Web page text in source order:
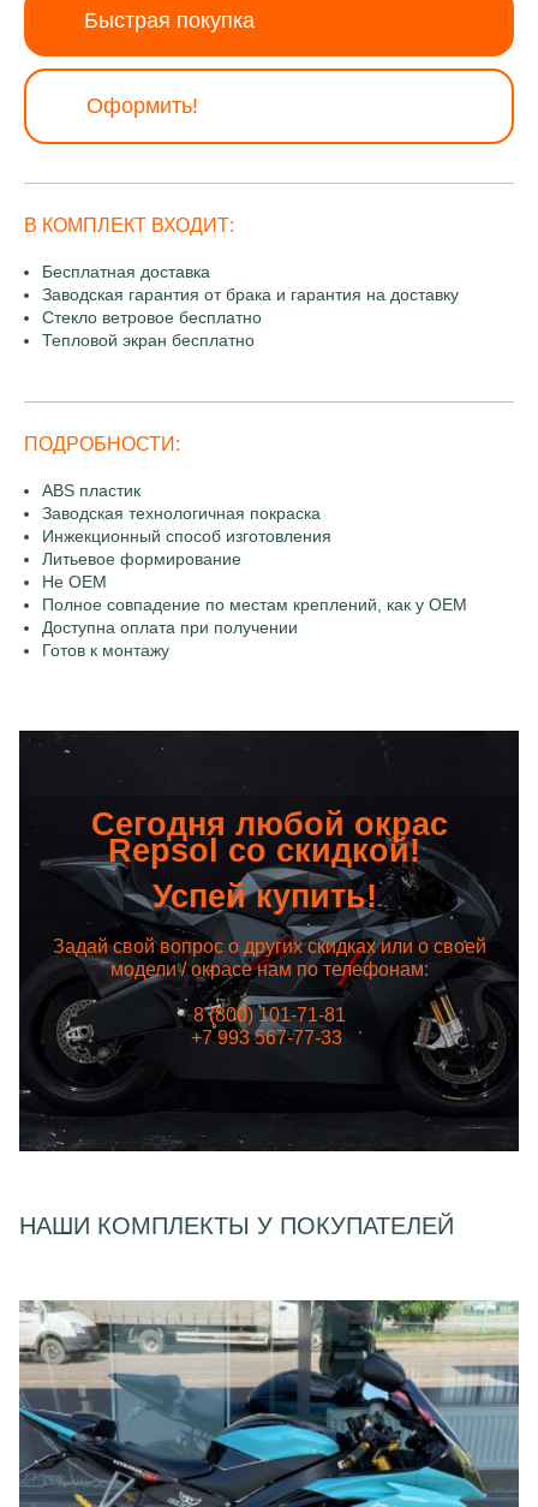
Быстрая покупка
Оформить!
В КОМПЛЕКТ ВХОДИТ:
Бесплатная доставка
Заводская гарантия от брака и гарантия на доставку
Стекло ветровое бесплатно
Тепловой экран бесплатно
ПОДРОБНОСТИ:
ABS пластик
Заводская технологичная покраска
Инжекционный способ изготовления
Литьевое формирование
Не OEM
Полное совпадение по местам креплений, как у OEM
Доступна оплата при получении
Готов к монтажу
Сегодня любой окрас
Repsol со скидкой!
Успей купить!
Задай свой вопрос о других скидках или о своей
модели / окрасе нам по телефонам:
8 (800) 101-71-81
+7 993 567-77-33
НАШИ КОМПЛЕКТЫ У ПОКУПАТЕЛЕЙ